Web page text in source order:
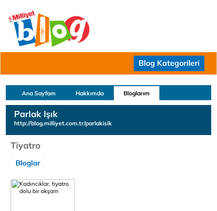
Blog Kategorileri
Ana Sayfam Hakkımda Bloglarım
Parlak Işık
http://blog.milliyet.com.tr/parlakisik
Tiyatro
Bloglar